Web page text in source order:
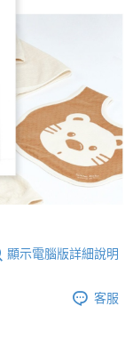
顯示電腦版詳細說明
客服